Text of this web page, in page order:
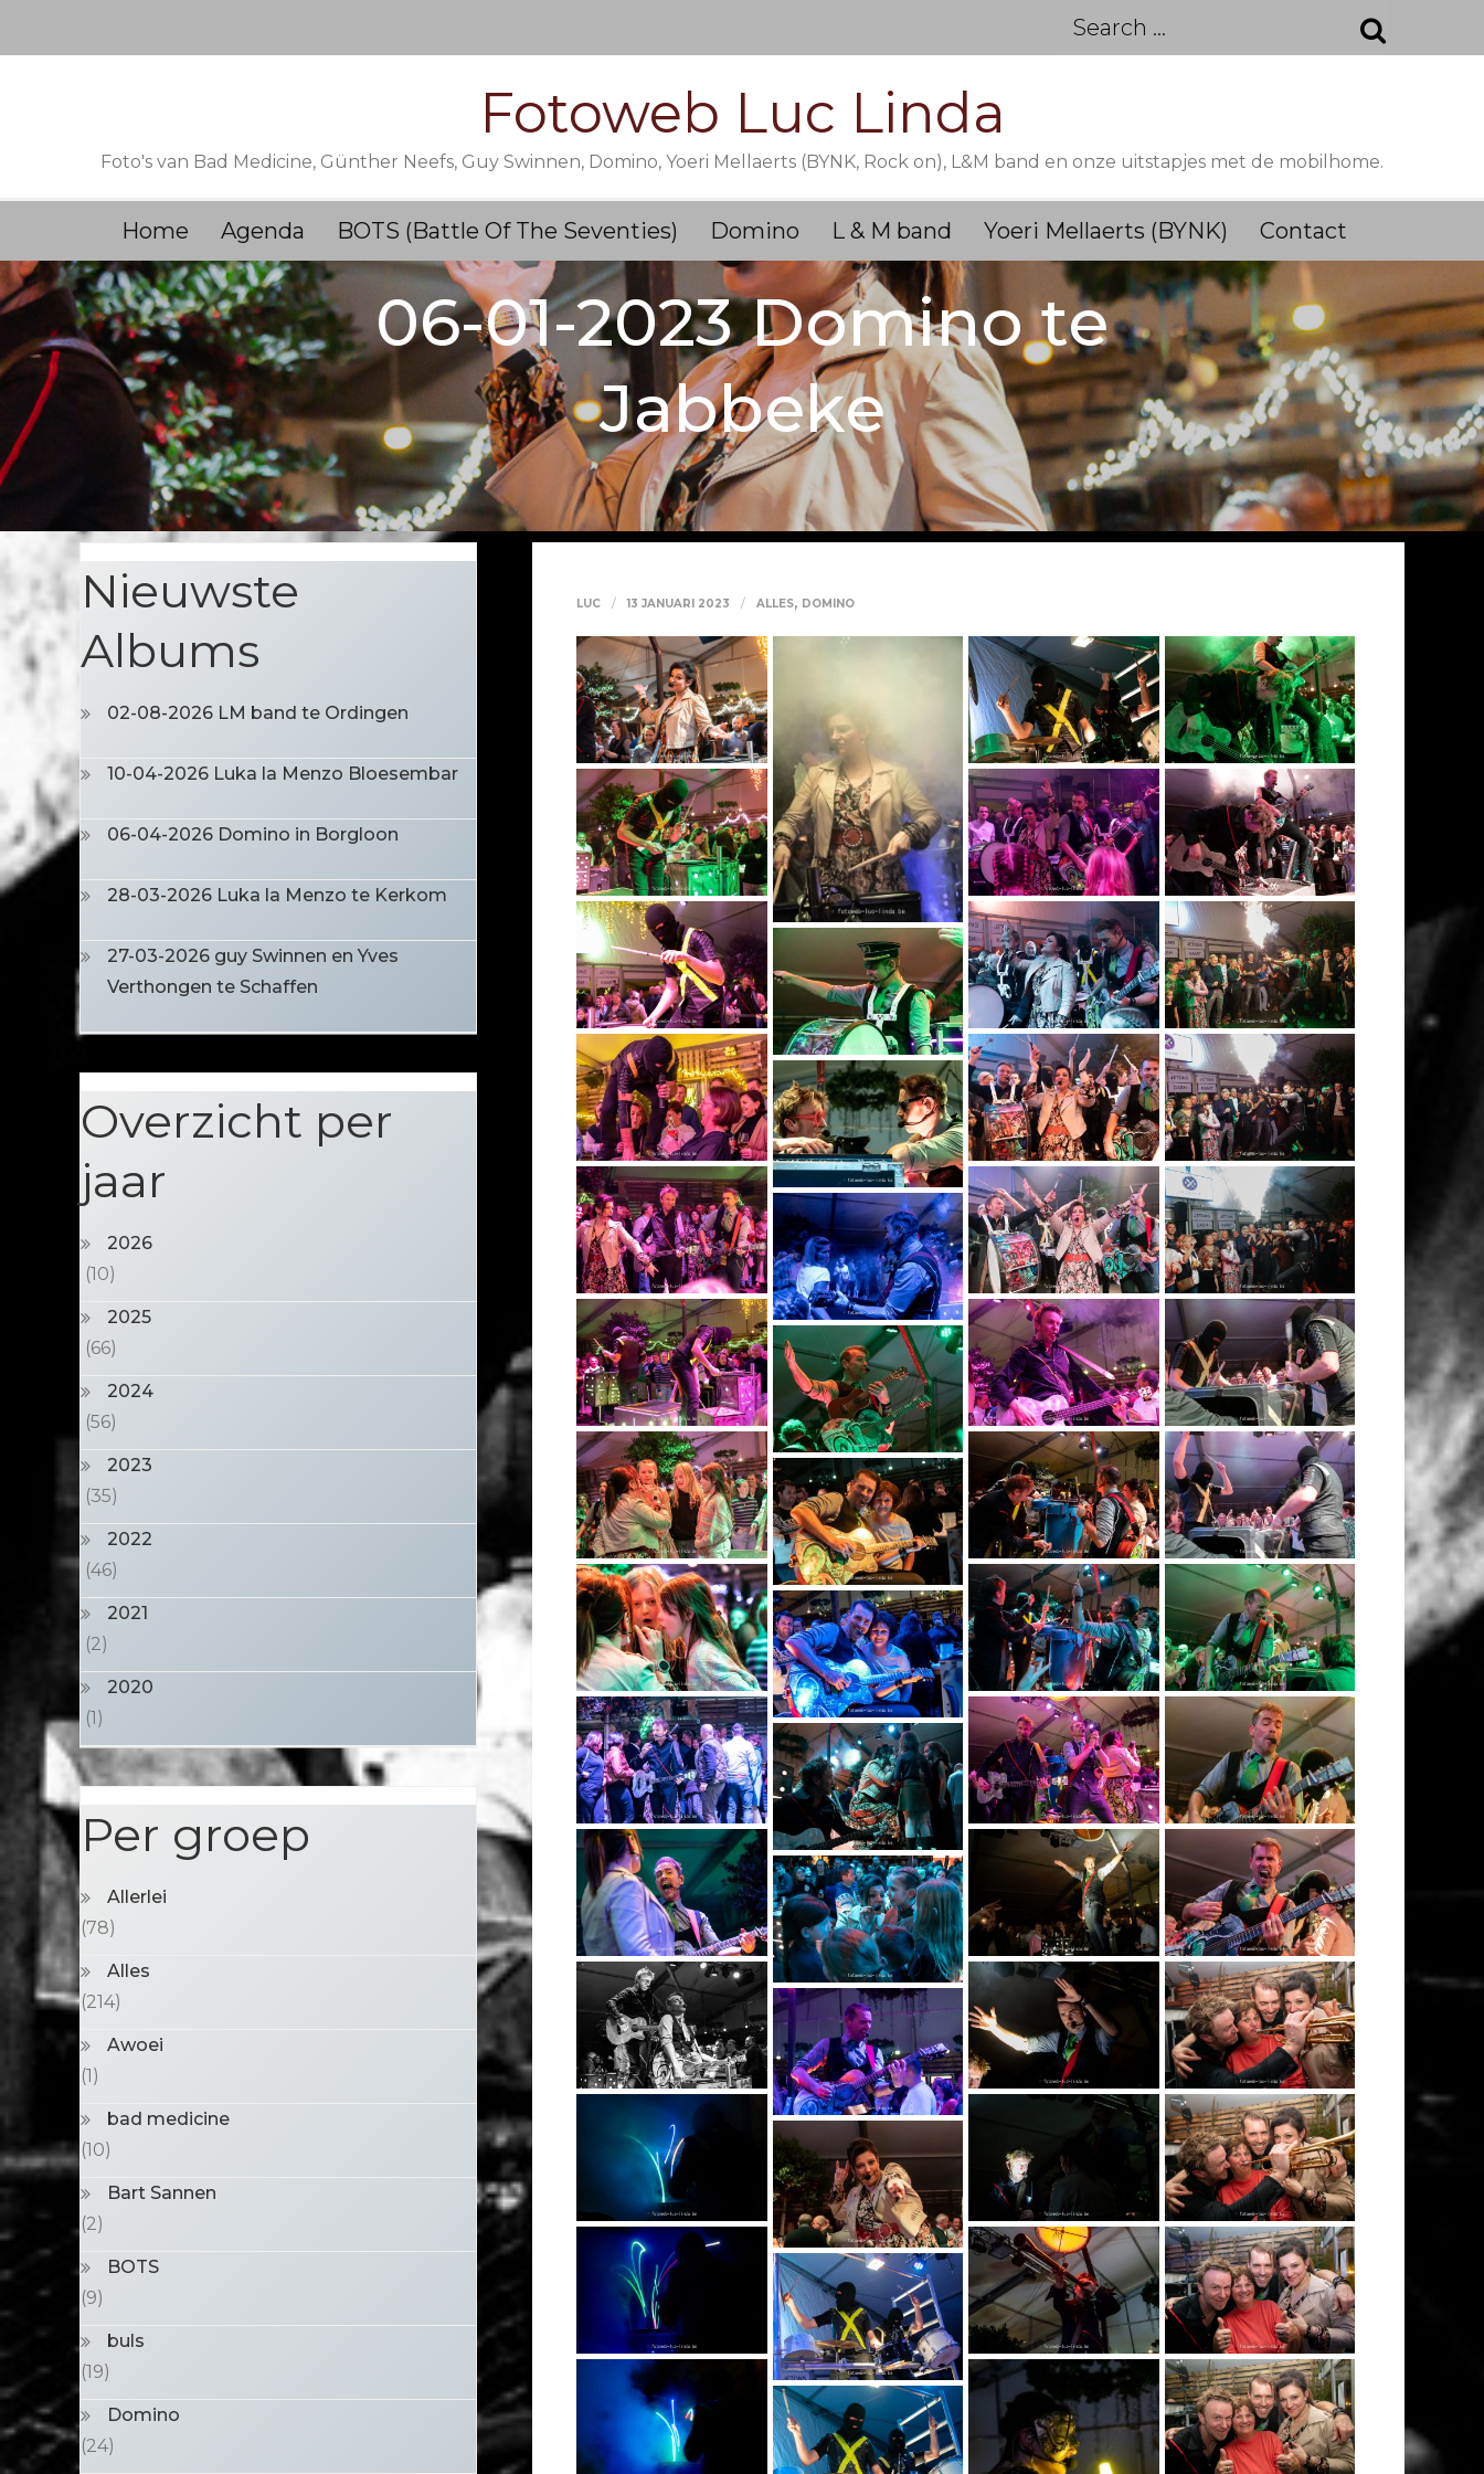
Search
Fotoweb Luc Linda
Foto's van Bad Medicine, Günther Neefs, Guy Swinnen, Domino, Yoeri Mellaerts (BYNK, Rock on), L&M band en onze uitstapjes met de mobilhome.
Home Agenda BOTS (Battle Of The Seventies) Domino L & M band Yoeri Mellaerts (BYNK) Contact
06-01-2023 Domino te
Jabbeke
LUC 13 JANUARI 2023 ALLES, DOMINO
Nieuwste
Albums
02-08-2026 LM band te Ordingen
10-04-2026 Luka la Menzo Bloesembar
06-04-2026 Domino in Borgloon
28-03-2026 Luka la Menzo te Kerkom
27-03-2026 guy Swinnen en Yves
Verthongen te Schaffen
Overzicht per
jaar
2026
(10)
2025
(66)
2024
(56)
2023
(35)
2022
(46)
2021
(2)
2020
(1)
Per groep
Allerlei
(78)
Alles
(214)
Awoei
(1)
bad medicine
(10)
Bart Sannen
(2)
BOTS
(9)
buls
(19)
Domino
(24)